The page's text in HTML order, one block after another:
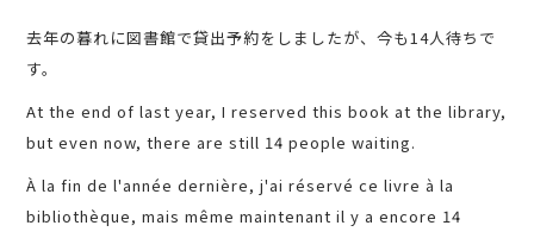
去年の暮れに図書館で貸出予約をしましたが、今も14人待ちで
す。
At the end of last year, I reserved this book at the library,
but even now, there are still 14 people waiting.
À la fin de l'année dernière, j'ai réservé ce livre à la
bibliothèque, mais même maintenant il y a encore 14